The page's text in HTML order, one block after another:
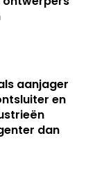
aanjager
en
dan